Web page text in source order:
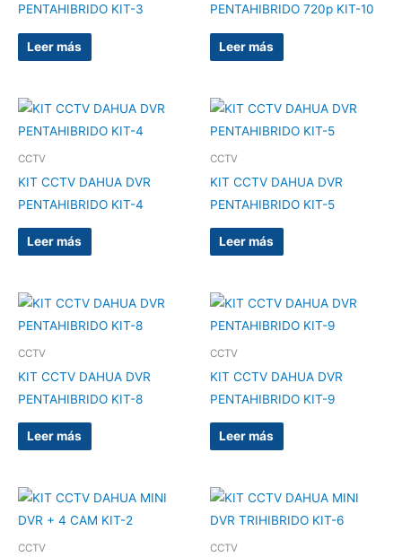
PENTAHIBRIDO KIT-3
Leer más
PENTAHIBRIDO 720p KIT-10
Leer más
CCTV
KIT CCTV DAHUA DVR
PENTAHIBRIDO KIT-4
Leer más
CCTV
KIT CCTV DAHUA DVR
PENTAHIBRIDO KIT-5
Leer más
CCTV
KIT CCTV DAHUA DVR
PENTAHIBRIDO KIT-8
Leer más
CCTV
KIT CCTV DAHUA DVR
PENTAHIBRIDO KIT-9
Leer más
CCTV CCTV